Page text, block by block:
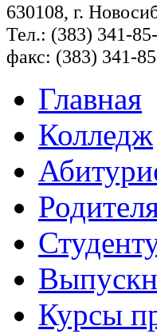
630108, г.
Тел.: (383) 341-
факс: (383) 341-
Главная
Колледж
Курсы